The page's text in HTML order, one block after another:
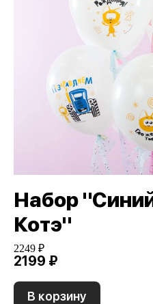
Набор
Котэ"
2249 ₽
2199 ₽
В корзину